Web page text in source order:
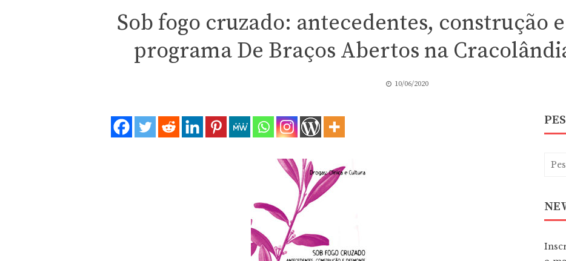
Sob fogo cruzado: antecedentes, construção
programa De Braços Abertos na
10/06/2020